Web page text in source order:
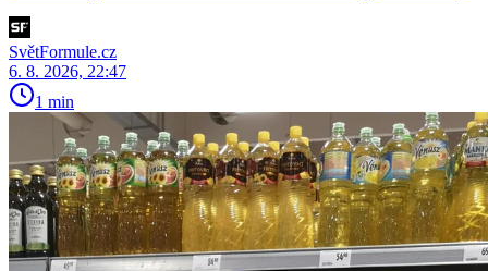
SvětFormule.cz
6. 8. 2026, 22:47
1 min